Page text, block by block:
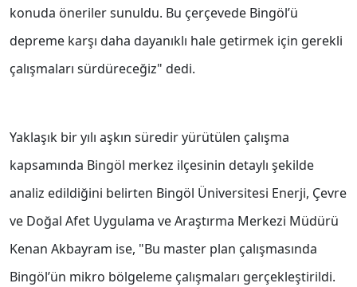
konuda öneriler sunuldu. Bu çerçevede Bingöl’ü
depreme karşı daha dayanıklı hale getirmek için gerekli
çalışmaları sürdüreceğiz" dedi.
Yaklaşık bir yılı aşkın süredir yürütülen çalışma
kapsamında Bingöl merkez ilçesinin detaylı şekilde
analiz edildiğini belirten Bingöl Üniversitesi Enerji, Çevre
ve Doğal Afet Uygulama ve Araştırma Merkezi Müdürü
Kenan Akbayram ise, "Bu master plan çalışmasında
Bingöl’ün mikro bölgeleme çalışmaları gerçekleştirildi.